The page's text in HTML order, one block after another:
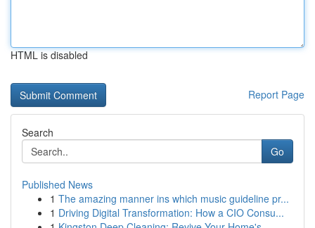
HTML is disabled
Report Page
Search
Go
Published News
1 The amazing manner ins which music guideline pr...
1 Driving Digital Transformation: How a CIO Consu...